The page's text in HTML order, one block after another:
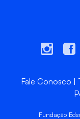
Fale Conosco
Fundação